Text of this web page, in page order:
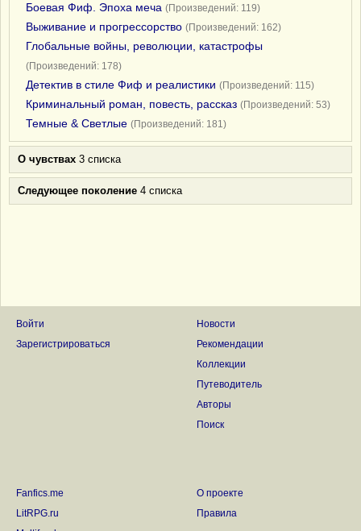
Боевая Фиф. Эпоха меча (Произведений: 119)
Выживание и прогрессорство (Произведений: 162)
Глобальные войны, революции, катастрофы
(Произведений: 178)
Детектив в стиле Фиф и реалистики (Произведений: 115)
Криминальный роман, повесть, рассказ (Произведений: 53)
Темные & Светлые (Произведений: 181)
О чувствах 3 списка
Следующее поколение 4 списка
Войти
Зарегистрироваться
Новости
Рекомендации
Коллекции
Путеводитель
Авторы
Поиск
Fanfics.me
LitRPG.ru
О проекте
Правила